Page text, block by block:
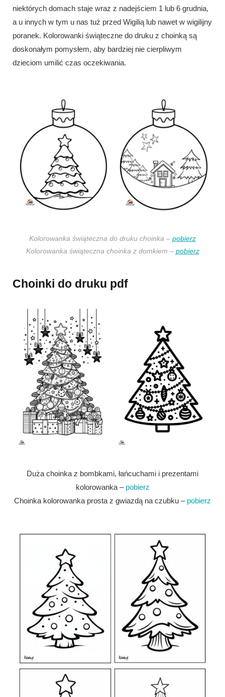
niektórych domach staje wraz z nadejściem 1 lub 6 grudnia,
a u innych w tym u nas tuż przed Wigilią lub nawet w wigilijny
poranek. Kolorowanki świąteczne do druku z choinką są
doskonałym pomysłem, aby bardziej nie cierpliwym
dzieciom umilić czas oczekiwania.
Kolorowanka świąteczna do druku choinka – pobierz
Kolorowanka świąteczna choinka z domkiem – pobierz
Choinki do druku pdf
Duża choinka z bombkami, łańcuchami i prezentami
kolorowanka – pobierz
Choinka kolorowanka prosta z gwiazdą na czubku – pobierz